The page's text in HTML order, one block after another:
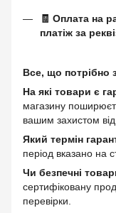
🧾 Оплата на
платіж за
Все, що потрібно
На які товари є
магазину
вашим захистом від
Який термін
період вказано на
Чи безпечні
сертифіковану
перевірки.